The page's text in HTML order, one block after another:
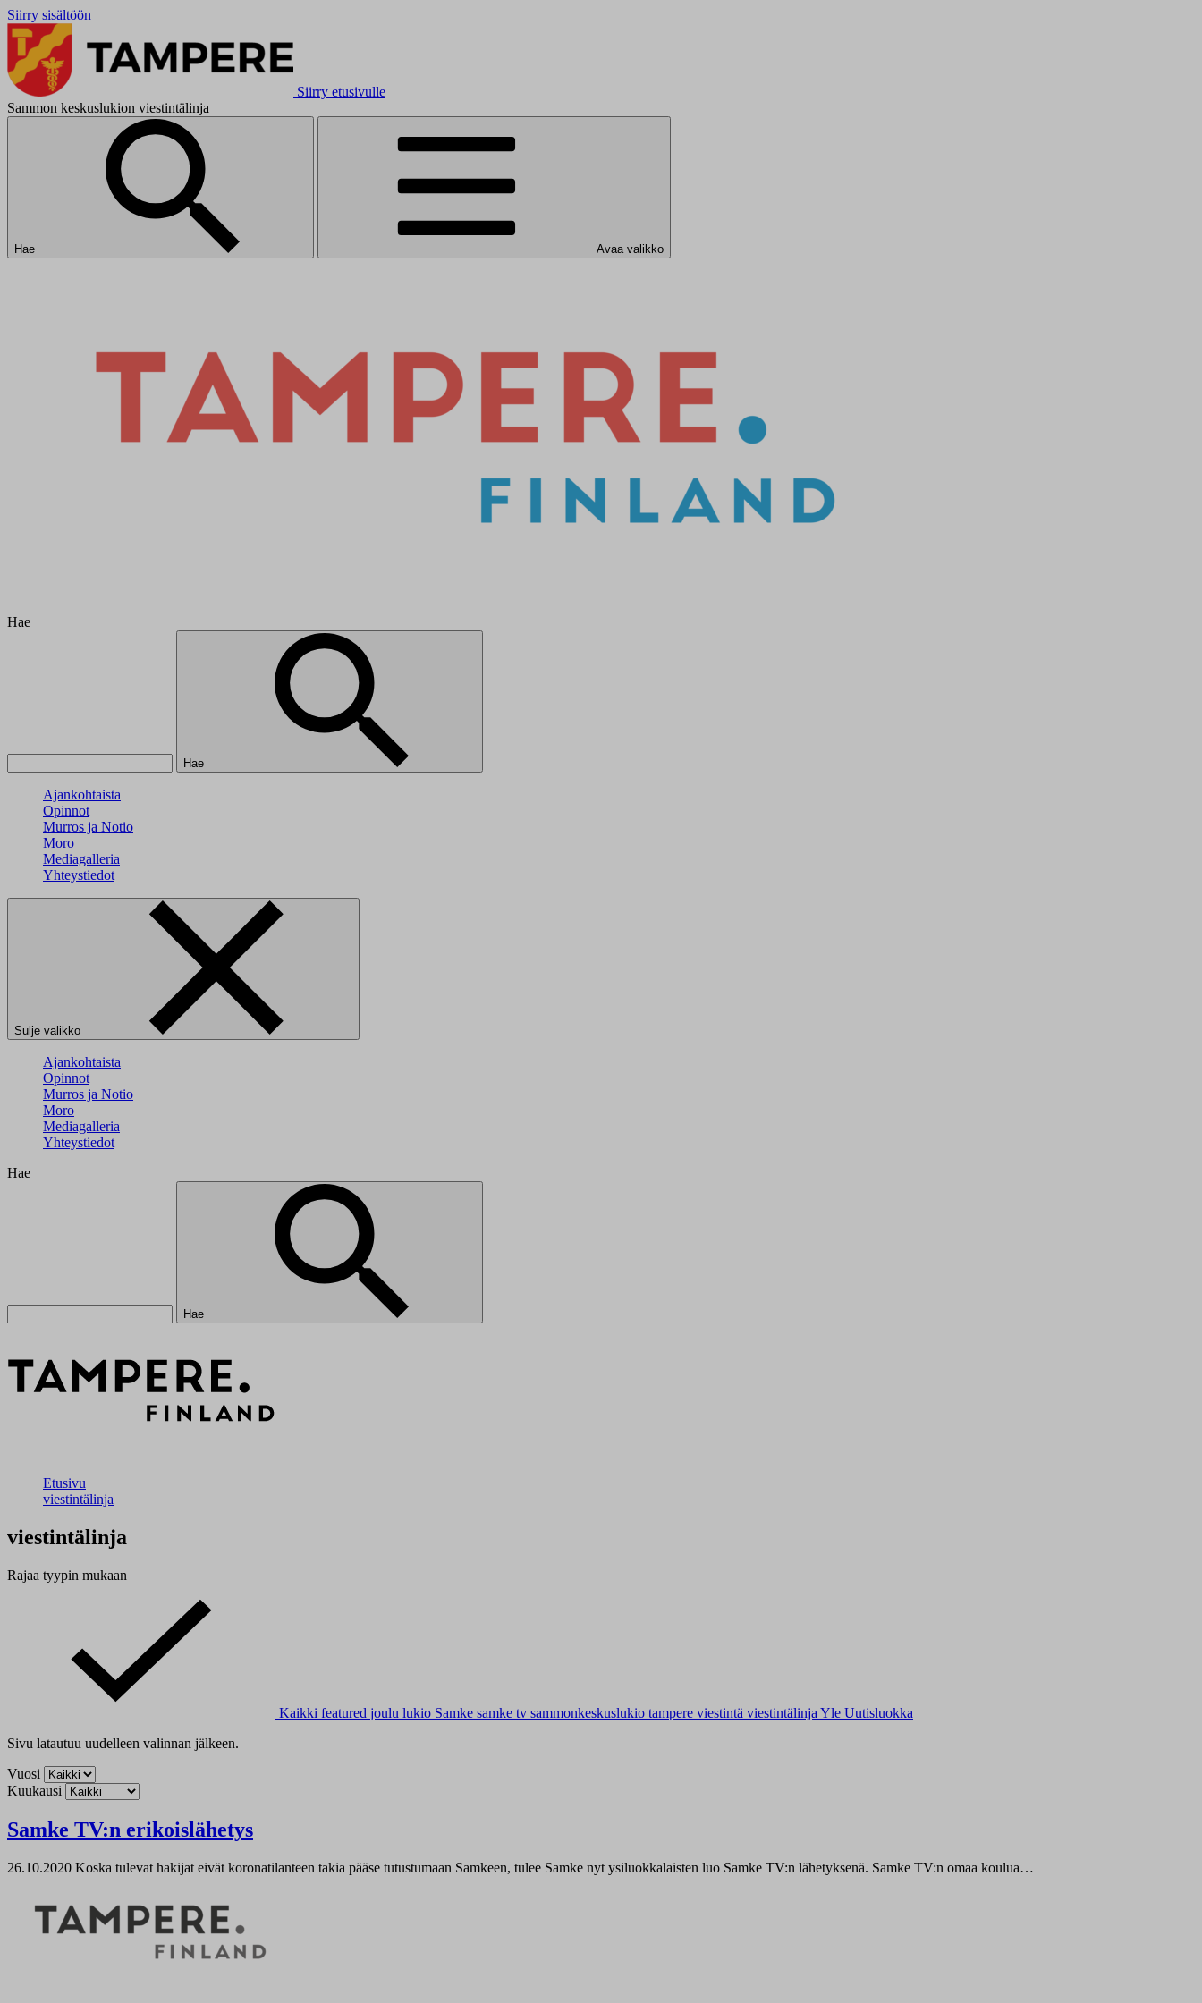
Siirry sisältöön
Siirry etusivulle
Sammon keskuslukion viestintälinja
Hae Avaa valikko
Hae
Hae
Ajankohtaista
Opinnot
Murros ja Notio
Moro
Mediagalleria
Yhteystiedot
Sulje valikko
Ajankohtaista
Opinnot
Murros ja Notio
Moro
Mediagalleria
Yhteystiedot
Hae
Hae
Etusivu
viestintälinja
viestintälinja
Rajaa tyypin mukaan
Kaikki featured joulu lukio Samke samke tv sammonkeskuslukio tampere viestintä viestintälinja Yle Uutisluokka
Sivu latautuu uudelleen valinnan jälkeen.
Vuosi
Kuukausi
Samke TV:n erikoislähetys
26.10.2020 Koska tulevat hakijat eivät koronatilanteen takia pääse tutustumaan Samkeen, tulee Samke nyt ysiluokkalaisten luo Samke TV:n lähetyksenä. Samke TV:n omaa koulua…